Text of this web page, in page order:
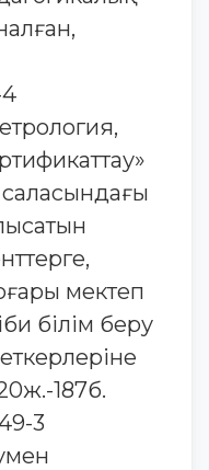
мектеп
білім беру
187б.
3